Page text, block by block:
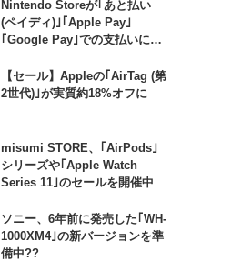
Nintendo Storeが｢あと払い
(ペイディ)｣｢Apple Pay｣
｢Google Pay｣での支払いに対
【セール】Appleの｢AirTag (第
2世代)｣が実質約18%オフに
misumi STORE、｢AirPods｣
シリーズや｢Apple Watch
Series 11｣のセールを開催中
ソニー、6年前に発売した｢WH-
1000XM4｣の新バージョンを準
備中??